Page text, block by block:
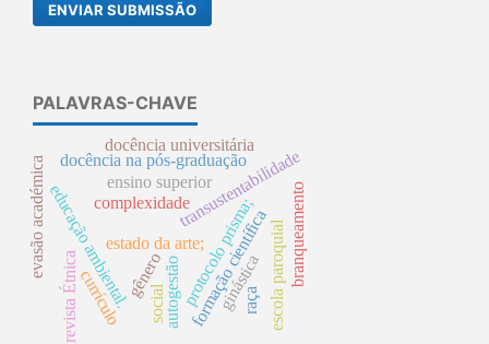
ENVIAR SUBMISSÃO
PALAVRAS-CHAVE
estado da arte;protocolo prisma;
educação ambiental. autogestão
transustentabilidade
complexidade
docência na pós-graduação
formação científica
revista Étnica escola paroquial
evasão académica ensino superior branqueamento
ginástica
gênero
raça
social
currículo
docência universitária